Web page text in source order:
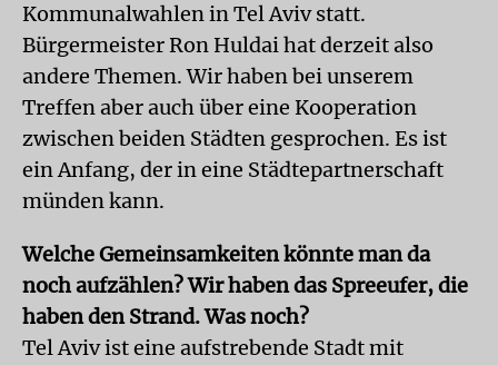
Kommunalwahlen in Tel Aviv statt.
Bürgermeister Ron Huldai hat derzeit also
andere Themen. Wir haben bei unserem
Treffen aber auch über eine Kooperation
zwischen beiden Städten gesprochen. Es ist
ein Anfang, der in eine Städtepartnerschaft
münden kann.
Welche Gemeinsamkeiten könnte man da
noch aufzählen? Wir haben das Spreeufer, die
haben den Strand. Was noch?
Tel Aviv ist eine aufstrebende Stadt mit